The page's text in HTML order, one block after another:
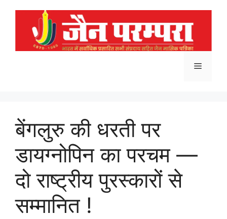
Menu
बेंगलुरु की धरती पर
डायग्नोपिन का परचम —
दो राष्ट्रीय पुरस्कारों से
सम्मानित !